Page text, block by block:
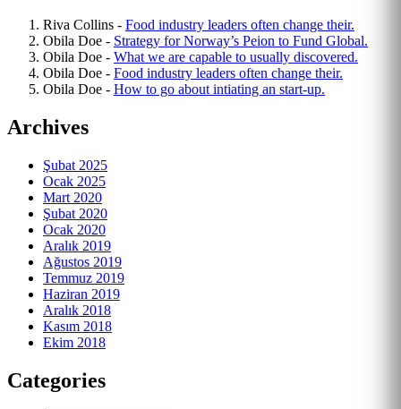
Riva Collins - Food industry leaders often change their.
Obila Doe - Strategy for Norway’s Peion to Fund Global.
Obila Doe - What we are capable to usually discovered.
Obila Doe - Food industry leaders often change their.
Obila Doe - How to go about intiating an start-up.
Archives
Şubat 2025
Ocak 2025
Mart 2020
Şubat 2020
Ocak 2020
Aralık 2019
Ağustos 2019
Temmuz 2019
Haziran 2019
Aralık 2018
Kasım 2018
Ekim 2018
Categories